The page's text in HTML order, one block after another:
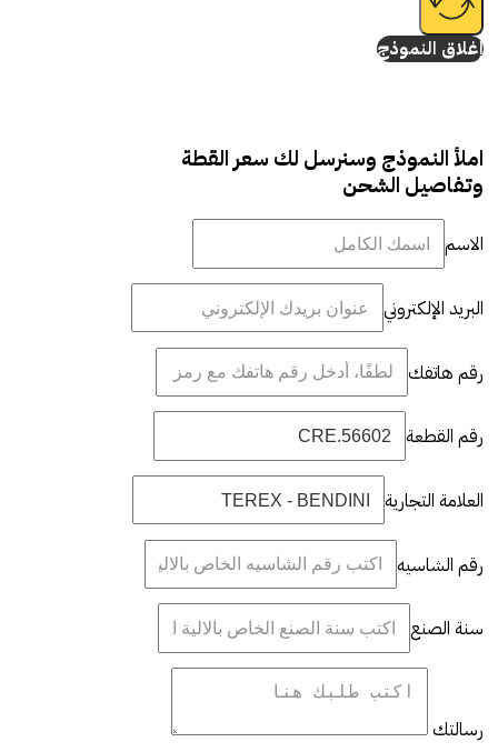
إغلاق النموذج
املأ النموذج وسنرسل لك سعر القطة
وتفاصيل الشحن
الاسم
البريد الإلكتروني
رقم هاتفك
رقم القطعة
العلامة التجارية
رقم الشاسيه
سنة الصنع
رسالتك